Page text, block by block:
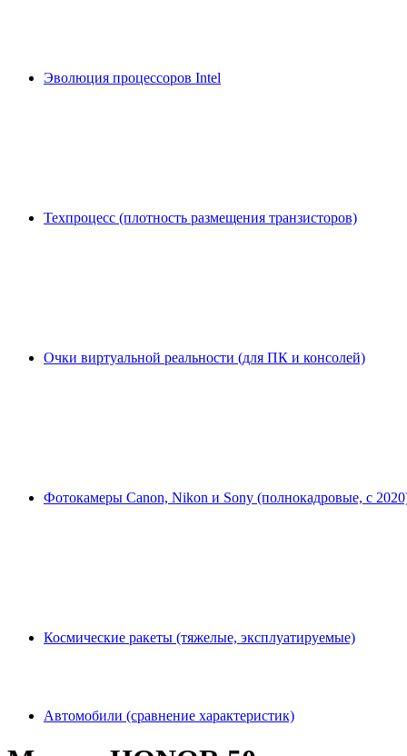
Эволюция процессоров Intel
Техпроцесс (плотность размещения транзисторов)
Очки виртуальной реальности (для ПК и консолей)
Фотокамеры Canon, Nikon и Sony (полнокадровые, с
Космические ракеты (тяжелые, эксплуатируемые)
Автомобили (сравнение характеристик)